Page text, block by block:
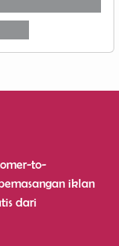
to-
iklan
dari